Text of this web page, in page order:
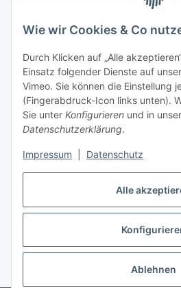
Alle
Ablehnen
Wie wir Cookies & Co
Durch Klicken auf „Alle
Einsatz folgender Dienste auf
Vimeo. Sie können die Einstellung
(Fingerabdruck-Icon links unten).
Sie unter Konfigurieren und in
Datenschutzerklärung.
Impressum Datenschutz
Gesetzliche Informationen
Zahlungsinformationen
Versandinformationen
Vertrag
* Alle Preise inkl. gesetzlicher USt., zzgl.